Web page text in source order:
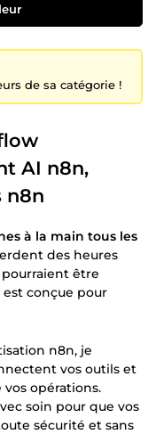
de sa catégorie !
AI n8n,
n8n
à la main tous les
des heures
être
conçue pour
n8n, je
vos outils et
opérations.
soin pour que vos
sécurité et sans